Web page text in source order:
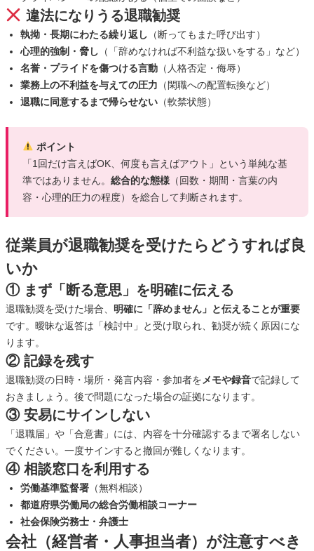
違法になりうる退職勧奨
執拗・長期にわたる繰り返し （断ってもまた呼び出す）
心理的強制・脅し （「辞めなければ不利益な扱いをする」など）
名誉・プライドを傷つける言動 （人格否定・侮辱）
業務上の不利益を与えての圧力 （閑職への配置転換など）
退職に同意するまで帰らせない （軟禁状態）
ポイント
「1回だけ言えばOK、何度も言えばアウト」という単純な基
準ではありません。 総合的な態様 （回数・期間・言葉の内
容・心理的圧力の程度）を総合して判断されます。
従業員が退職勧奨を受けたらどうすれば良
いか
① まず「断る意思」を明確に伝える
退職勧奨を受けた場合、 明確に「辞めません」と伝えることが重要
です。曖昧な返答は「検討中」と受け取られ、勧奨が続く原因にな
ります。
② 記録を残す
退職勧奨の日時・場所・発言内容・参加者を メモや録音で記録して
おきましょう。後で問題になった場合の証拠になります。
③ 安易にサインしない
「退職届」や「合意書」には、内容を十分確認するまで署名しない
でください。一度サインすると撤回が難しくなります。
④ 相談窓口を利用する
労働基準監督署 （無料相談）
都道府県労働局の総合労働相談コーナー
社会保険労務士・弁護士
会社（経営者・人事担当者）が注意すべき